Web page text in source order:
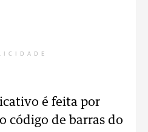
é feita por
código de barras do